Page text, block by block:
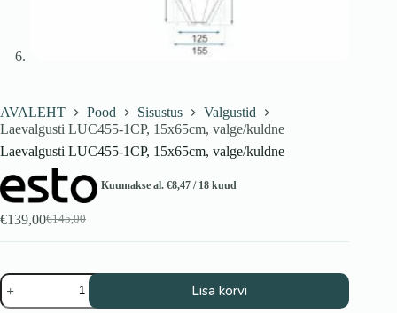
AVALEHT Pood Sisustus
Valgustid
Laevalgusti LUC455-1CP, 15x65cm, valge/kuldne
Laevalgusti LUC455-1CP, 15x65cm, valge/kuldne
Kuumakse al. €8,47 / 18 kuud
€145,00
Algne
hind
€145,00.
€139,00Praegune
hind
€139,00.
Laevalgusti
LUC455-
1CP,
Lisa korvi